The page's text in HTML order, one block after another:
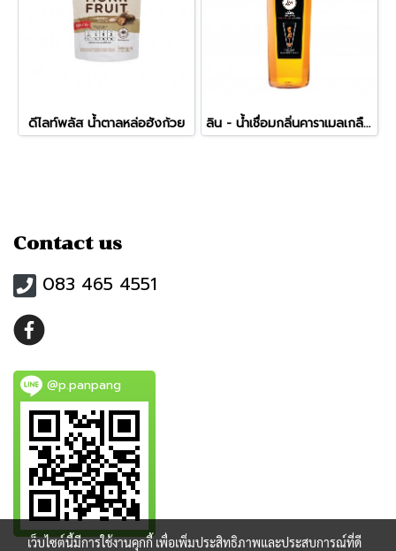
ดีไลท์พลัส น้ำตาลหล่อฮังก้วย ลิน - น้ำเชื่อมกลิ่นคาราเมลเกลือชมพูหิมาลายัน (750ml)
Contact us
083 465 4551
@p.panpang
เว็บไซต์นี้มีการใช้งานคุกกี้ เพื่อเพิ่มประสิทธิภาพและประสบการณ์ที่ดี